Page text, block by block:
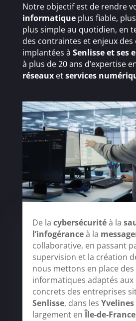
Notre objectif est de rendre
informatiqueplus fiable,
plus simple au quotidien, en
des contraintes et enjeux
implantées à Senlisse et ses
à plus de 20 ans d’expertise
réseauxetservices
De la cybersécuritéà la
l’infogéranceà la
collaborative, en passant
supervision et la création
nous mettons en place des
informatiques adaptés aux
concrets des entreprises
Senlisse, dans les Yvelines
largement enÎle-de-France